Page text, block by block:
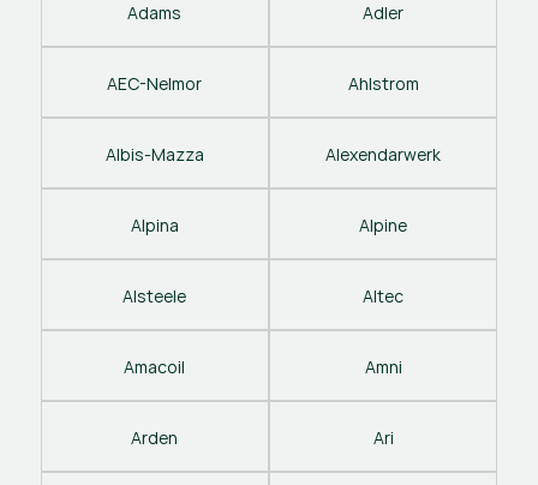
Adams Adler
AEC-Nelmor Ahlstrom
Albis-Mazza Alexendarwerk
Alpina Alpine
Alsteele Altec
Amacoil Amni
Arden Ari